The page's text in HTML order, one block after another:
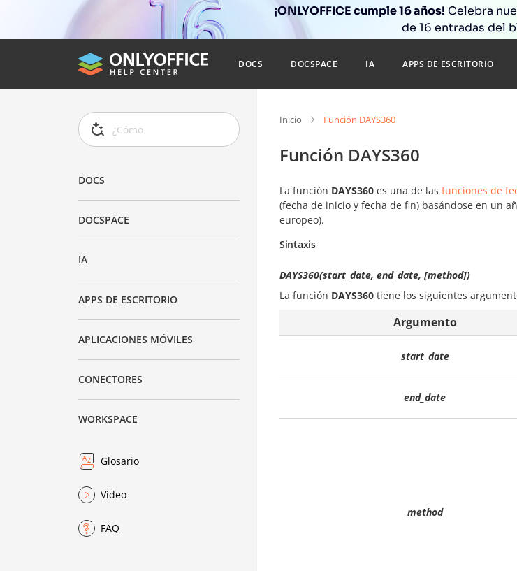
¡ONLYOFFICE cumple 16 años! Celebra
de 16 entradas del
DOCS DOCSPACE IA APPS DE ESCRITORIO
DOCS
DOCSPACE
IA
APPS DE ESCRITORIO
APLICACIONES MÓVILES
CONECTORES
WORKSPACE
Glosario
Vídeo
FAQ
Inicio Función DAYS360
Función DAYS360
La función DAYS360 es una de las funciones de
(fecha de inicio y fecha de fin) basándose en un
europeo).
Sintaxis
DAYS360(start_date, end_date, [method])
La función DAYS360 tiene los siguientes
Argumento
start_date
end_date
method